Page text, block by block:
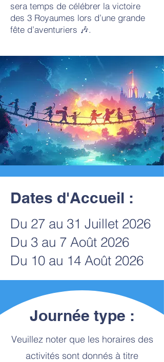
sera temps de célébrer la victoire
des 3 Royaumes lors d’une grande
fête d’aventuriers 🎶.
Dates d'Accueil :
Du 27 au 31 Juillet 2026
Du 3 au 7 Août 2026
Du 10 au 14 Août 2026
Journée type :
Veuillez noter que les horaires des
activités sont donnés à titre